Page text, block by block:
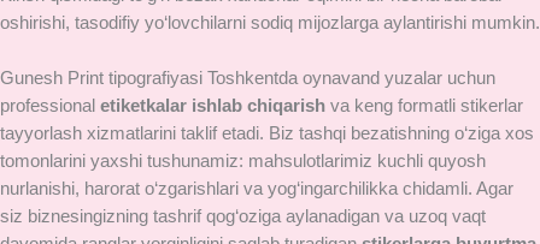
oshirishi, tasodifiy yo‘lovchilarni sodiq mijozlarga aylantirishi mumkin.
Gunesh Print tipografiyasi Toshkentda oynavand yuzalar uchun
professional etiketkalar ishlab chiqarish va keng formatli stikerlar
tayyorlash xizmatlarini taklif etadi. Biz tashqi bezatishning o‘ziga xos
tomonlarini yaxshi tushunamiz: mahsulotlarimiz kuchli quyosh
nurlanishi, harorat o‘zgarishlari va yog‘ingarchilikka chidamli. Agar
siz biznesingizning tashrif qog‘oziga aylanadigan va uzoq vaqt